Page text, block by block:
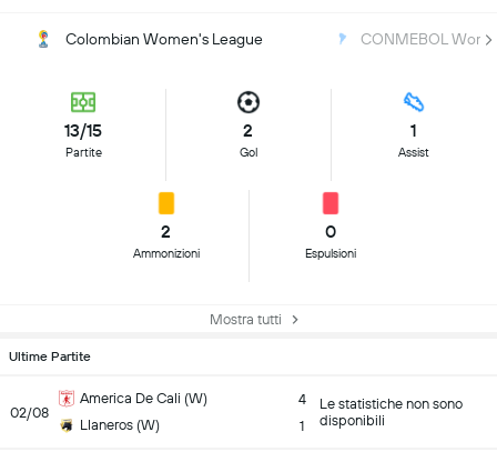
Colombian Women's League CONMEBOL
13/15
Partite
2
Gol
1
Assist
2
Ammonizioni
0
Espulsioni
Mostra tutti
Ultime Partite
02/08
America De Cali (W)
Llaneros (W)
4
1
Le statistiche non sono
disponibili